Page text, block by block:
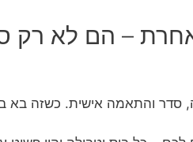
– הם לא רק
סדר והתאמה אישית. כשזה